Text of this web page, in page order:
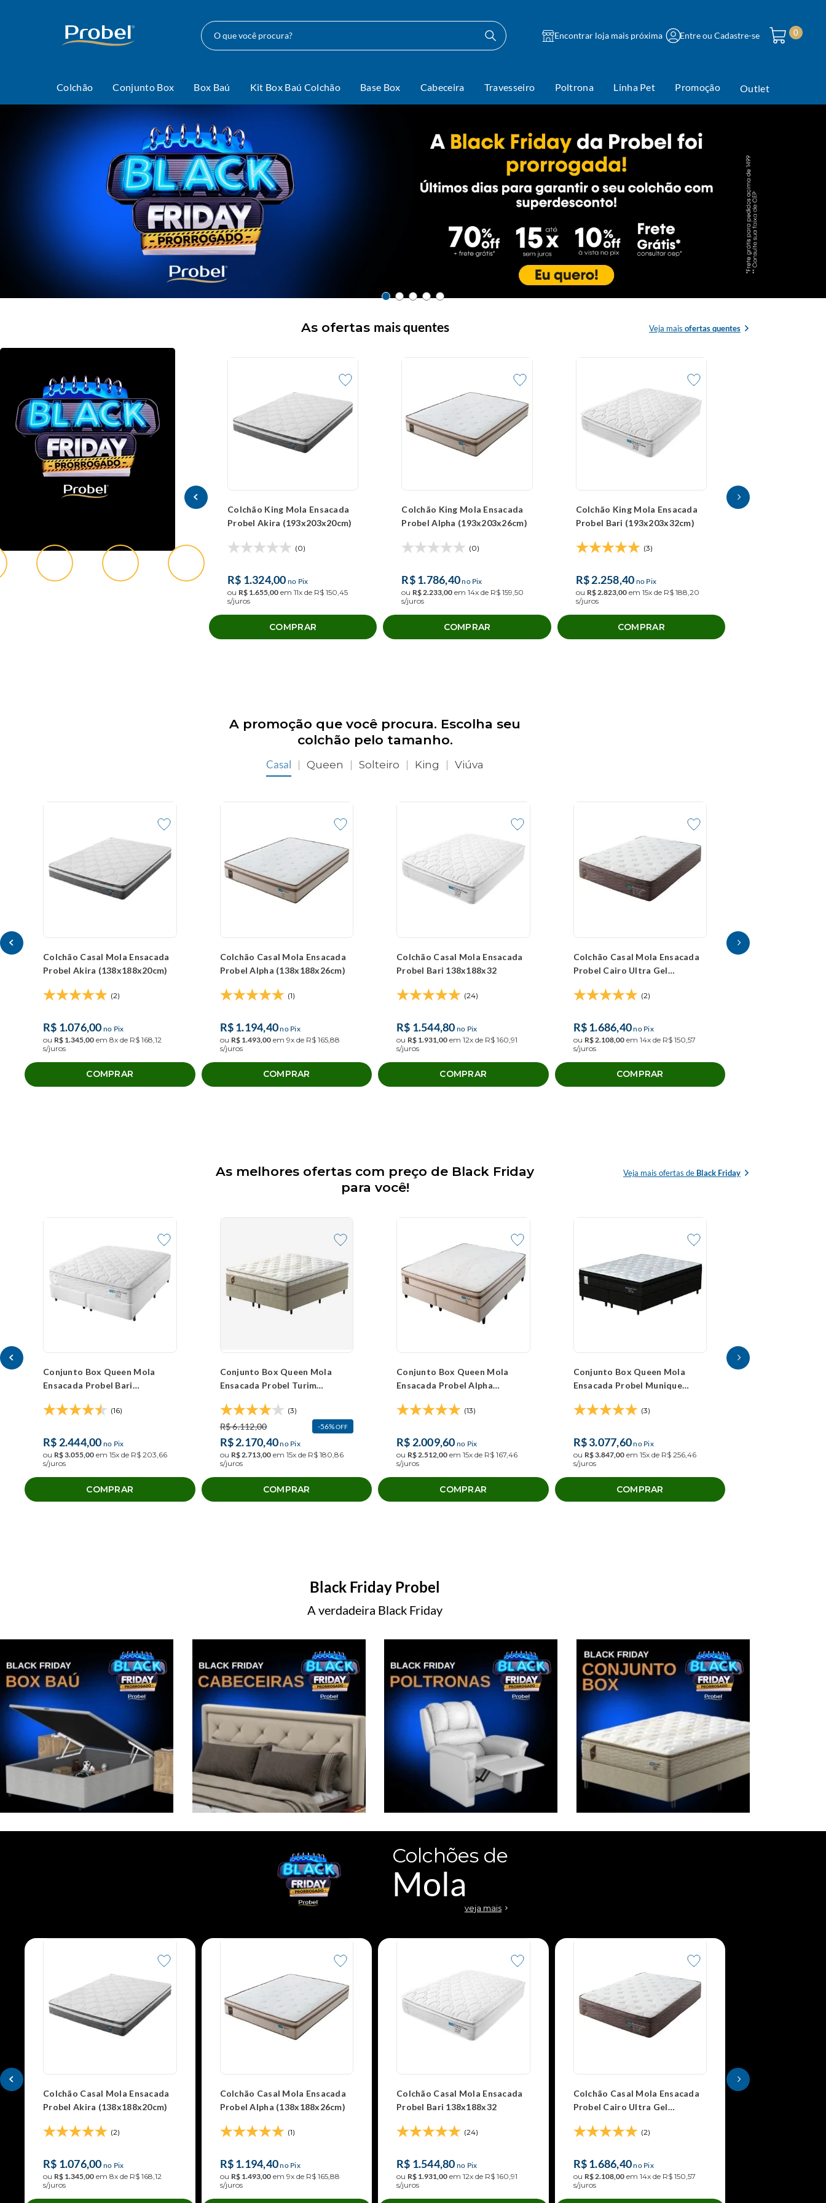
O que você procura?
Encontrar loja mais próxima Entre ou Cadastre-se 0
Colchão Conjunto Box Box Baú Kit Box Baú Colchão Base Box Cabeceira Travesseiro Poltrona Linha Pet Promoção Outlet
As ofertas mais quentes Veja mais ofertas quentes
Colchão King Mola Ensacada
Probel Akira (193x203x20cm)
(0)
R$ 1.324,00 no Pix
ou R$ 1.655,00 em 11x de R$ 150,45
s/juros
COMPRAR
Colchão King Mola Ensacada
Probel Alpha (193x203x26cm)
(0)
R$1.786,40no Pix
ou R$2.233,00 em14x de R$ 159,50
s/juros
COMPRAR
Colchão King Mola Ensacada
Probel Bari (193x203x32cm)
(3)
R$2.258,40 no Pix
ou R$2.823,00em 15x de R$ 188,20
s/juros
COMPRAR
A promoção que você procura. Escolha seu
colchão pelo tamanho.
Casal Queen Solteiro King Viúva
Colchão Casal Mola Ensacada
Probel Akira (138x188x20cm)
(2)
R$ 1.076,00 no Pix
ou R$ 1.345 00 em 8x de R$ 168 12
s/juros
COMPRAR
Colchão Casal Mola Ensacada
Probel Alpha (138x188x26cm)
(1)
R$1.194,40no Pix
ou R$ 1.493, 00em 9x de R$ 165, 88
s/juros
COMPRAR
Colchão Casal Mola Ensacada
Probel Bari 138x188x32
(24)
R$ 1.544,80 no Pix
ou R$ 1.931 00 em 12x de R$ 160 91
s/juros
COMPRAR
Colchão Casal Mola Ensacada
Probel Cairo Ultra Gel
(2)
R$1.686,40no Pix
ou R$ 2.108, 00em 14x de R$ 150 57
s/juros
COMPRAR
As melhores ofertas com preço de Black Friday
para você!
Veja mais ofertas de Black Friday
Conjunto Box Queen Mola
Ensacada Probel Bari
(16)
R$ 2.444,00 no Pix
ou R$3.055,00 em 15x de R$ 203,66
s/juros
COMPRAR
Conjunto Box Queen Mola
Ensacada Probel Turim
(3)
R$6.112,00 56%OFF
R$2.170,40no Pix
ou R$2.713,00em 15x de R$ 180,86
s/juros
COMPRAR
Conjunto Box Queen Mola
Ensacada Probel Alpha
(13)
R$ 2.009,60 no Pix
ou R$2.512,00 em 15x de R$ 167,46
s/juros
COMPRAR
Conjunto Box Queen Mola
Ensacada Probel Munique
(3)
R$3.077,60no Pix
ou R$3.847,00em 15x de R$ 256,46
s/juros
COMPRAR
Black Friday Probel
A verdadeira Black Friday
Colchões de
Mola
veja mais
Colchão Casal Mola Ensacada
Probel Akira (138x188x20cm)
(2)
R$ 1.076,00 no Pix
ou R$ 1.345 00 em 8x de R$ 168 12
s/juros
Colchão Casal Mola Ensacada
Probel Alpha (138x188x26cm)
(1)
R$1.194,40no Pix
ou R$ 1.493, 00em 9x de R$ 165, 88
s/juros
Colchão Casal Mola Ensacada
Probel Bari 138x188x32
(24)
R$ 1.544,80 no Pix
ou R$ 1.931 00 em 12x de R$ 160 91
s/juros
Colchão Casal Mola Ensacada
Probel Cairo Ultra Gel
(2)
R$1.686,40no Pix
ou R$ 2.108, 00em 14x de R$ 150 57
s/juros